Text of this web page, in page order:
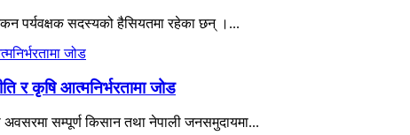
पर्यवक्षक सदस्यको हैसियतमा रहेका छन् ।...
र कृषि आत्मनिर्भरतामा जोड
सम्पूर्ण किसान तथा नेपाली जनसमुदायमा...